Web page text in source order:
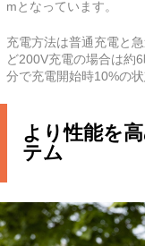
mとなっています。
充電方法は普通充電と
ど200V充電の場合は約
分で充電開始時10%の
より性能を
テム